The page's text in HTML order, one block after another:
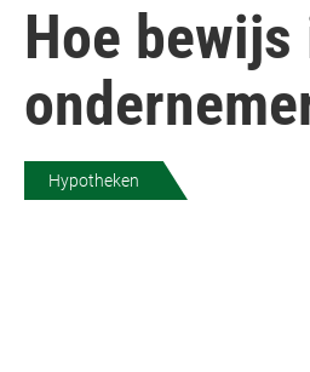
Hoe
Hypotheken